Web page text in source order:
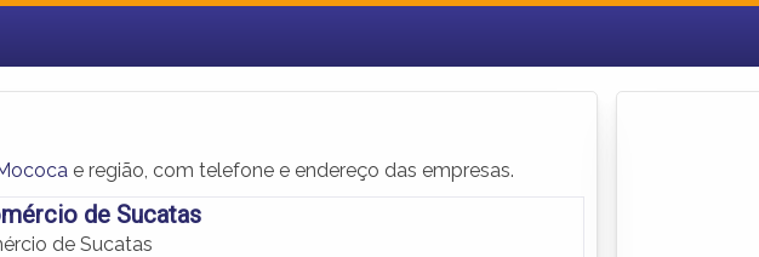
e região, com telefone e endereço das empresas.
de Sucatas
de Sucatas